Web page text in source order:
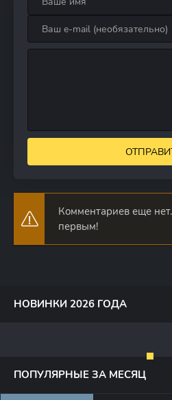
Комментариев еще
первым!
НОВИНКИ 2026 ГОДА
ПОПУЛЯРНЫЕ ЗА МЕСЯЦ